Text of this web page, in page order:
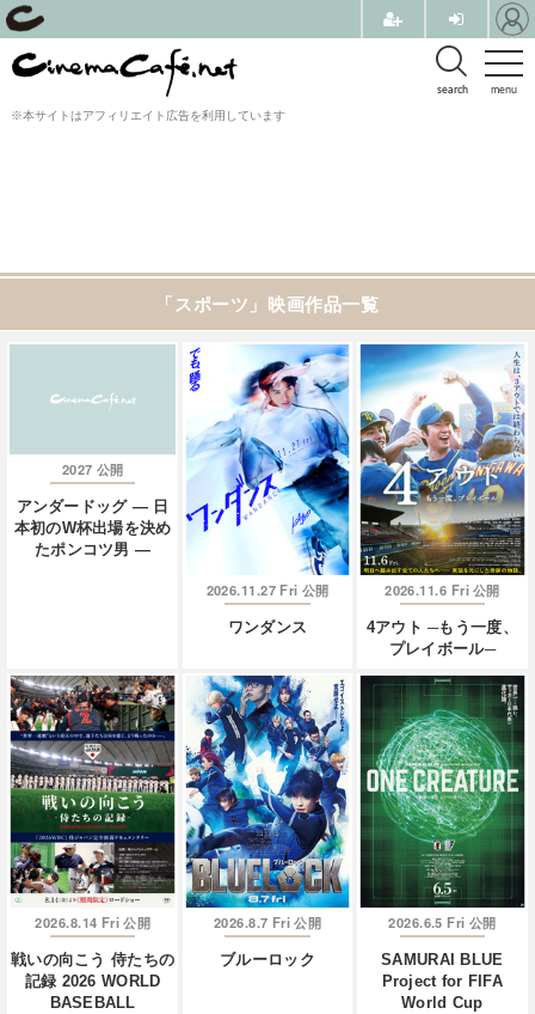
menu
search
※本サイトはアフィリエイト広告を利用しています
「スポーツ」映画作品一覧
2027 公開
アンダードッグ ― 日
本初のW杯出場を決め
たポンコツ男 ―
2026.11.27 Fri 公開
ワンダンス
2026.11.6 Fri 公開
4アウト ─もう一度、
プレイボール─
2026.8.14 Fri 公開
戦いの向こう 侍たちの
記録 2026 WORLD
BASEBALL
2026.8.7 Fri 公開
ブルーロック
2026.6.5 Fri 公開
SAMURAI BLUE
Project for FIFA
World Cup